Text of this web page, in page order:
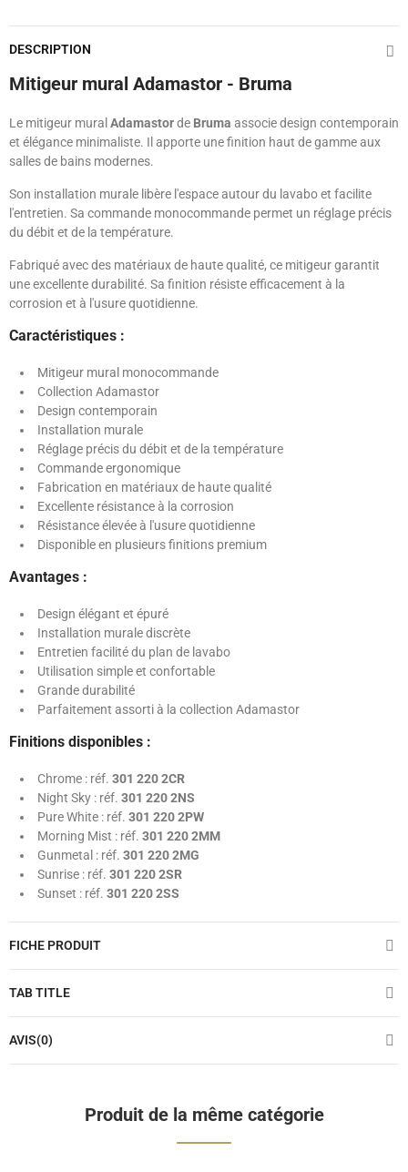
DESCRIPTION
Mitigeur mural Adamastor - Bruma
Le mitigeur mural Adamastorde Bruma associe design contemporain
et élégance minimaliste. Il apporte une finition haut de gamme aux
salles de bains modernes.
Son installation murale libère l'espace autour du lavabo et facilite
l'entretien. Sa commande monocommande permet un réglage précis
du débit et de la température.
Fabriqué avec des matériaux de haute qualité, ce mitigeur garantit
une excellente durabilité. Sa finition résiste efficacement à la
corrosion et à l'usure quotidienne.
Caractéristiques :
Mitigeur mural monocommande
Collection Adamastor
Design contemporain
Installation murale
Réglage précis du débit et de la température
Commande ergonomique
Fabrication en matériaux de haute qualité
Excellente résistance à la corrosion
Résistance élevée à l'usure quotidienne
Disponible en plusieurs finitions premium
Avantages :
Design élégant et épuré
Installation murale discrète
Entretien facilité du plan de lavabo
Utilisation simple et confortable
Grande durabilité
Parfaitement assorti à la collection Adamastor
Finitions disponibles :
Chrome : réf. 301 220 2CR
Night Sky : réf. 301 220 2NS
Pure White : réf. 301 220 2PW
Morning Mist : réf. 301 220 2MM
Gunmetal : réf. 301 220 2MG
Sunrise : réf. 301 220 2SR
Sunset : réf. 301 220 2SS
FICHE PRODUIT
TAB TITLE
AVIS(0)
Produit de la même catégorie